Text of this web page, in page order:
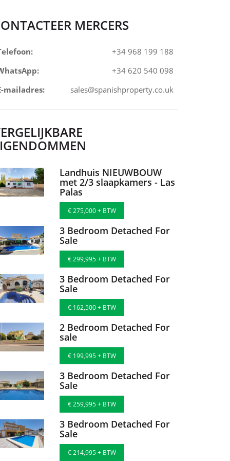
MERCERS
+34 968 199 188
+34 620 540 098
mailadres:
sales@spanishproperty.co.uk
Landhuis NIEUWBOUW
met 2/3 slaapkamers - Las
Palas
€ 275,000 + BTW
3 Bedroom Detached For
Sale
€ 299,995 + BTW
3 Bedroom Detached For
Sale
€ 162,500 + BTW
2 Bedroom Detached For
sale
€ 199,995 + BTW
3 Bedroom Detached For
Sale
€ 259,995 + BTW
3 Bedroom Detached For
Sale
€ 214,995 + BTW